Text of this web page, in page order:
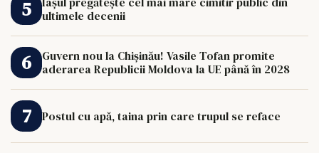
ultimele decenii
Guvern nou la Chișinău! Vasile Tofan promite
aderarea Republicii Moldova la UE până în 2028
Postul cu apă, taina prin care trupul se reface